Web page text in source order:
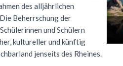
des alljährlichen
Beherrschung der
und Schülern
kultureller und künftig
jenseits des Rheines.